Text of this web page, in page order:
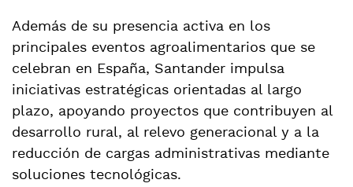
Además de su presencia activa en los
principales eventos agroalimentarios que se
celebran en España, Santander impulsa
iniciativas estratégicas orientadas al largo
plazo, apoyando proyectos que contribuyen al
desarrollo rural, al relevo generacional y a la
reducción de cargas administrativas mediante
soluciones tecnológicas.